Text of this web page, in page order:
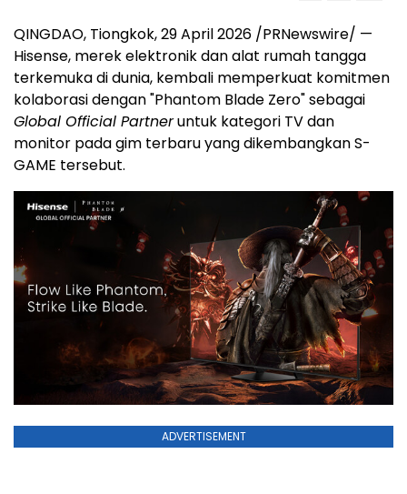
QINGDAO, Tiongkok, 29 April 2026 /PRNewswire/ —
Hisense, merek elektronik dan alat rumah tangga
terkemuka di dunia, kembali memperkuat komitmen
kolaborasi dengan "Phantom Blade Zero" sebagai
Global Official Partneruntuk kategori TV dan
monitor pada gim terbaru yang dikembangkan S-
GAME tersebut.
ADVERTISEMENT